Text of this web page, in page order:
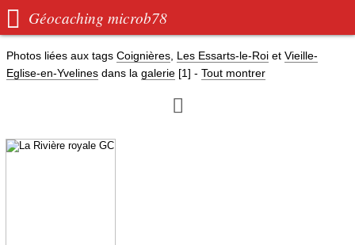
 Géocaching microb78
Photos liées aux tags Coignières Les Essarts-le-Roi et Vieille-
Eglise-en-Yvelines dans la galerie [1] - Tout montrer
